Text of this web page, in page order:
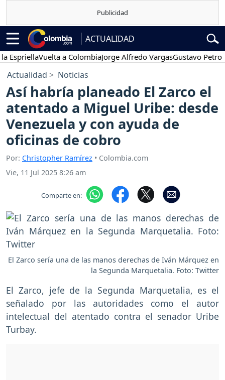
ACTUALIDAD
Vuelta a ColombiaJorge Alfredo VargasGustavo Petro
Actualidad Noticias
Así habría planeado El Zarco el
atentado a Miguel Uribe: desde
Venezuela y con ayuda de
oficinas de cobro
Por: Christopher Ramírez • Colombia.com
Vie, 11 Jul 2025 8:26 am
Comparte en:
El Zarco sería una de las manos derechas de Iván Márquez en
la Segunda Marquetalia. Foto: Twitter
El Zarco, jefe de la Segunda Marquetalia, es el
señalado por las autoridades como el autor
intelectual del atentado contra el senador Uribe
Turbay.